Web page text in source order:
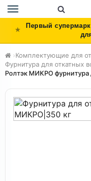
Toggle
navigation
Первый
›Комплектующие для
Фурнитура для откатных
Ролтэк МИКРО фурнитура